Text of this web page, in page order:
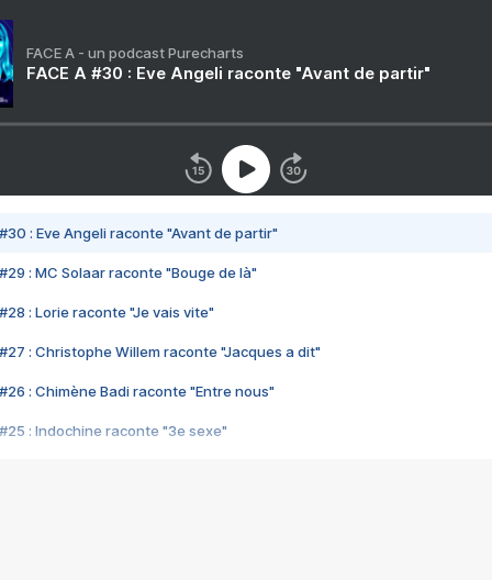
FACE A - un podcast Purecharts
FACE A #30 : Eve Angeli raconte "Avant de partir"
#30 : Eve Angeli raconte "Avant de partir"
#29 : MC Solaar raconte "Bouge de là"
#28 : Lorie raconte "Je vais vite"
#27 : Christophe Willem raconte "Jacques a dit"
#26 : Chimène Badi raconte "Entre nous"
#25 : Indochine raconte "3e sexe"